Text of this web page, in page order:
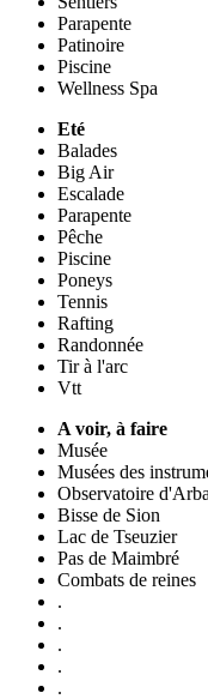
Parapente
Patinoire
Piscine
Wellness Spa
Eté
Balades
Big Air
Escalade
Parapente
Pêche
Piscine
Poneys
Tennis
Rafting
Randonnée
Tir à l'arc
Vtt
A voir, à faire
Musée
Musées des
Observatoire
Bisse de Sion
Lac de Tseuzier
Pas de Maimbré
Combats de reines
.
.
.
.
.